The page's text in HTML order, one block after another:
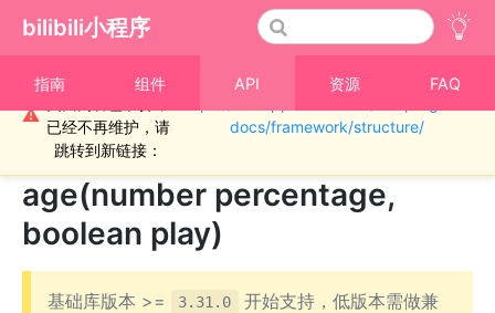
bilibili小程序
指南 组件 API 资源 FAQ
⚠
重要通知！！！本
已经不再维护，请
跳转到新链接：
docs/framework/structure/
› SVGA 动画
SVGAContext.seekToPercent
age(number percentage,
boolean play)
基础库版本 >= 3.31.0
开始支持，低版本需做兼